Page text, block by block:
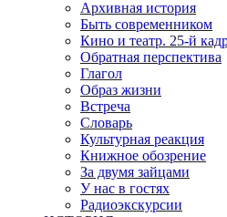
Архивная история
Быть современником
Кино и театр. 25-й
Обратная перспектива
Глагол
Образ жизни
Встреча
Словарь
Культурная реакция
Книжное обозрение
За двумя зайцами
У нас в гостях
Радиоэкскурсии